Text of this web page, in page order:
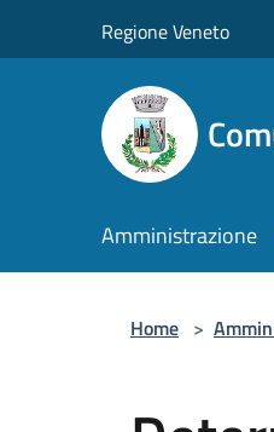
Regione Veneto
Amministrazione
Home >